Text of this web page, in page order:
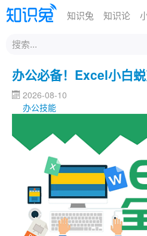
知识兔 知识论
站
内
索首页 分享下载 办公技能
编程开发
从业考试
办公必备！Excel小白
2026-08-10
办公技能